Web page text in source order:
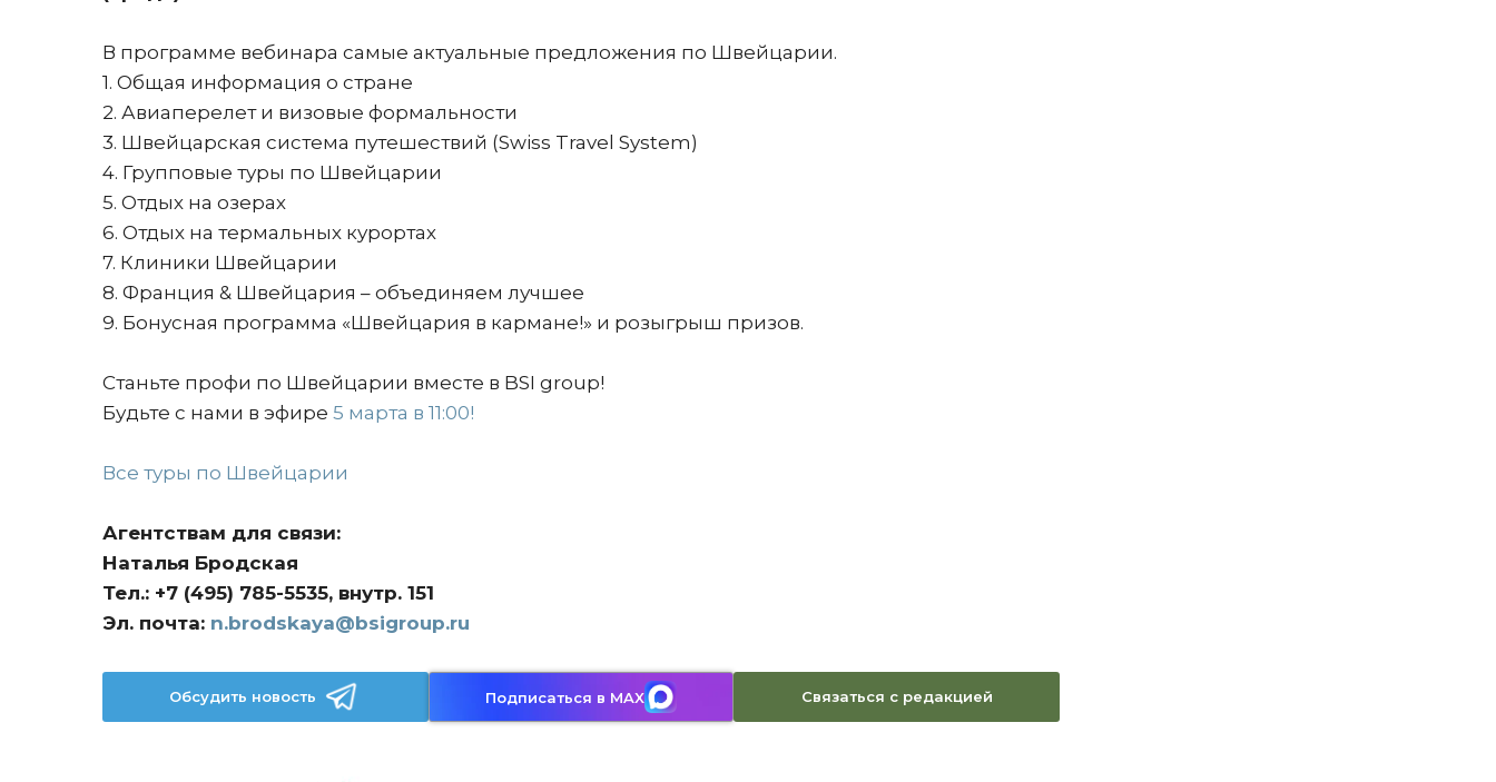
В программе вебинара самые актуальные предложения по Швейцарии.
1. Общая информация о стране
2. Авиаперелет и визовые формальности
3. Швейцарская система путешествий (Swiss Travel System)
4. Групповые туры по Швейцарии
5. Отдых на озерах
6. Отдых на термальных курортах
7. Клиники Швейцарии
8. Франция & Швейцария – объединяем лучшее
9. Бонусная программа «Швейцария в кармане!» и розыгрыш призов.
Станьте профи по Швейцарии вместе в BSI group!
Будьте с нами в эфире 5 марта в 11:00!
Все туры по Швейцарии
Агентствам для связи:
Наталья Бродская
Тел.: +7 (495) 785-5535, внутр. 151
Эл. почта: n.brodskaya@bsigroup.ru
Обсудить новость Подписаться в MAX Связаться с редакцией